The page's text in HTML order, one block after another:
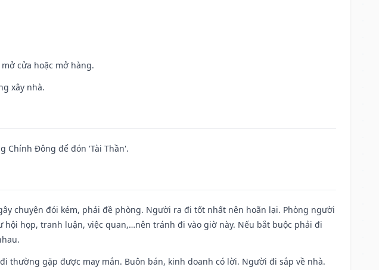
cửa hoặc mở hàng.
xây nhà.
Chính Đông để đón 'Tài Thần'.
chuyện đói kém, phải đề phòng. Người ra đi tốt nhất nên hoãn lại. Phòng người
họp, tranh luận, việc quan,…nên tránh đi vào giờ này. Nếu bắt buộc phải đi
thường gặp được may mắn. Buôn bán, kinh doanh có lời. Người đi sắp về nhà.